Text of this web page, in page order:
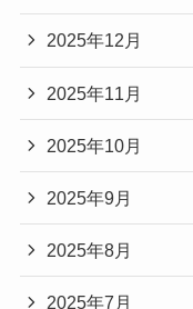
2025年12月
2025年11月
2025年10月
2025年9月
2025年8月
2025年7月